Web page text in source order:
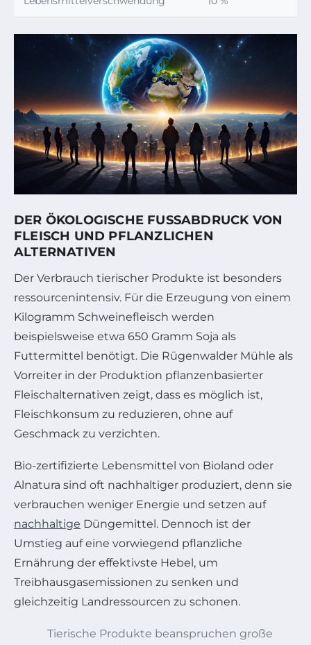
DER ÖKOLOGISCHE FUSSABDRUCK VON F
LEISCH UND PFLANZLICHEN A
LTERNATIVEN
Der Verbrauch tierischer Produkte ist besonders
ressourcenintensiv. Für die Erzeugung von einem
Kilogramm Schweinefleisch werden
beispielsweise etwa 650 Gramm Soja als
Futtermittel benötigt. Die Rügenwalder Mühle als
Vorreiter in der Produktion pflanzenbasierter
Fleischalternativen zeigt, dass es möglich ist,
Fleischkonsum zu reduzieren, ohne auf
Geschmack zu verzichten.
Bio-zertifizierte Lebensmittel von Bioland oder
Alnatura sind oft nachhaltiger produziert, denn sie
verbrauchen weniger Energie und setzen auf
nachhaltige Düngemittel. Dennoch ist der
Umstieg auf eine vorwiegend pflanzliche
Ernährung der effektivste Hebel, um
Treibhausgasemissionen zu senken und
gleichzeitig Landressourcen zu schonen.
Tierische Produkte beanspruchen große